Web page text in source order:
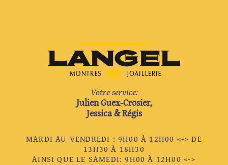
Votre service:
Julien Guex-Crosier,
Jessica & Régis
MARDI AU VENDREDI : 9H00 À 12H00 <-> DE
13H30 À 18H30
AINSI QUE LE SAMEDI: 9H00 À 12H00 <->